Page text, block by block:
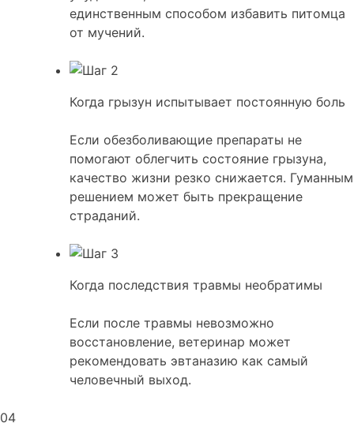
единственным способом избавить питомца
от мучений.
Когда грызун испытывает постоянную боль
Если обезболивающие препараты не
помогают облегчить состояние грызуна,
качество жизни резко снижается. Гуманным
решением может быть прекращение
страданий.
Когда последствия травмы необратимы
Если после травмы невозможно
восстановление, ветеринар может
рекомендовать эвтаназию как самый
человечный выход.
04